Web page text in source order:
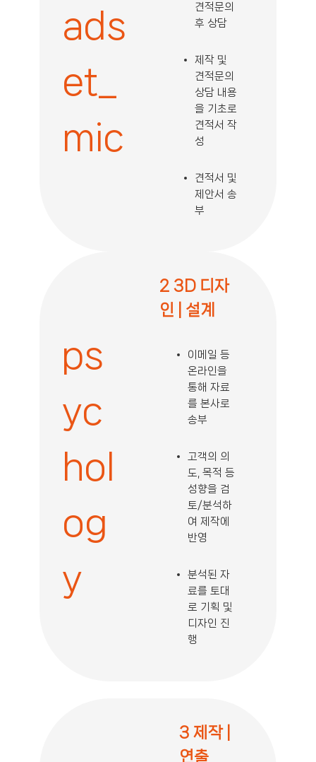
ads
et_
mic
견적문의
후 상담
제작 및
견적문의
상담 내용
을 기초로
견적서 작
성
견적서 및
제안서 송
부
ps
yc
hol
og
y
2 3D 디자
인 | 설계
이메일 등
온라인을
통해 자료
를 본사로
송부
고객의 의
도, 목적 등
성향을 검
토/분석하
여 제작에
반영
분석된 자
료를 토대
로 기획 및
디자인 진
행
3 제작 |
연출